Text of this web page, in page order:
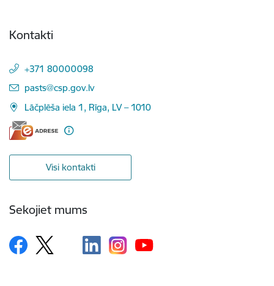
Kontakti
+371 80000098
E-pasts:
pasts@csp.gov.lv
Lāčplēša iela 1, Rīga, LV – 1010
Visi kontakti
Sekojiet mums